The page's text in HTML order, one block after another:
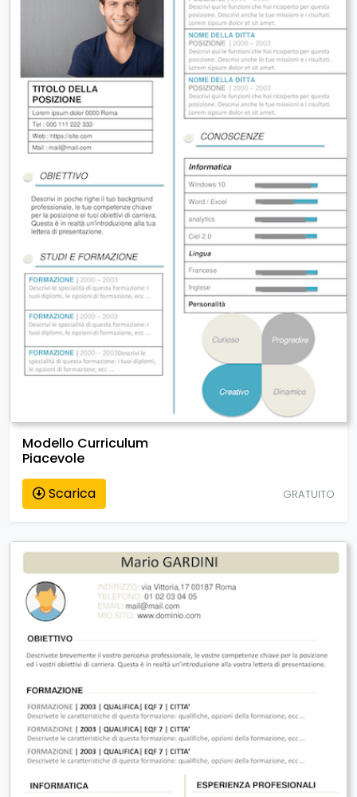
Modello Curriculum
Piacevole
Scarica
GRATUITO